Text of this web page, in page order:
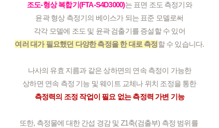
조도-형상 복합기(FTA-S4D3000)는 표면 조도 측정기와
윤곽 형상 측정기의 베이스가 되는 표준 모델로써
각각 모델에 조도 및 윤곽 검출기를 증설할 수 있어
여러 대가 필요했던 다양한 측정을 한 대로 측정할 수 있습니다.
나사의 유효 지름과 같은 상하면의 연속 측정이 가능한
상하면 연속 측정 기능 및 웨이트 교체나 위치 조정을 통한
측정력의 조정 작업이 필요 없는 측정력 가변 기능
또한, 측정물에 대한 간섭 경감 및 Z1축(검출부) 측정 범위를